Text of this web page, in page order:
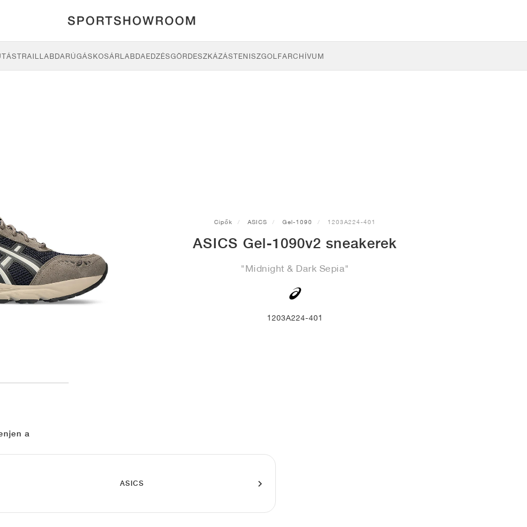
TRAILLABDARÚGÁSKOSÁRLABDAEDZÉSGÖRDESZKÁZÁSTENISZGOLFARCHÍVUM
Cipők ASICS Gel-1090 1203A224-401
ASICS Gel-1090v2 sneakerek
"Midnight & Dark Sepia"
1203A224-401
a
ASICS